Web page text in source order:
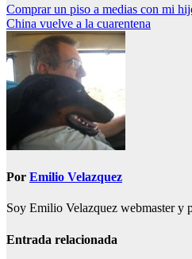
Navegación
de
entradas
Comprar un piso a medias con mi
China vuelve a la cuarentena
Por Emilio Velazquez
Soy Emilio Velazquez webmaster y
Entrada relacionada